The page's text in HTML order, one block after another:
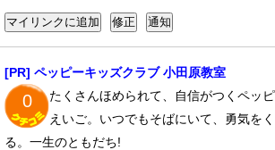
[PR] ペッピーキッズクラブ 小田原教室
0
たくさんほめられて、自信がつくペッ
えいご。いつでもそばにいて、勇気を
る。一生のともだち!